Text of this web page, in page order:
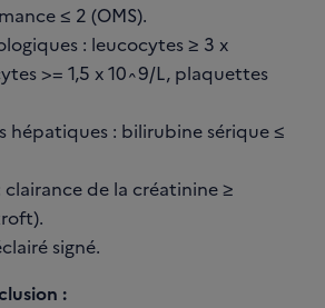
≤ 2 (OMS).
: leucocytes ≥ 3 x
>= 1,5 x 10^9/L, plaquettes
hépatiques : bilirubine sérique ≤
de la créatinine ≥
signé.
: